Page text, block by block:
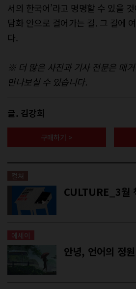
서의 한국어’라고 명명할 수 있을
담화 안으로 걸어가는 길. 그 길에
다.
※ 더 많은 사진과 기사 전문은 매
만나보실 수 있습니다.
글. 김강희
구매하기 >
컬쳐
CULTURE_3월
에세이
안녕, 언어의 정원